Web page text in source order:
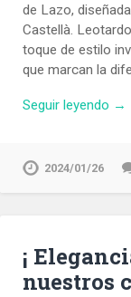
de Lazo,
Castellà.
toque de estilo
que marcan la
Seguir leyendo →
2024/01/26
¡
nuestros